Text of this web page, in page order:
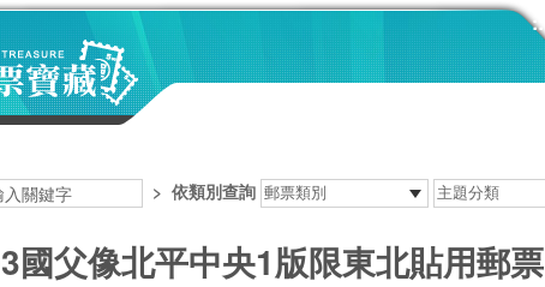
:::
> 依類別查詢
國父像北平中央1版限東北貼用郵票